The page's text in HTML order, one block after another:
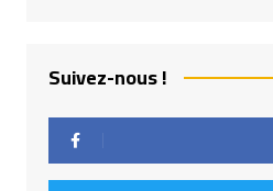
Suivez-nous !